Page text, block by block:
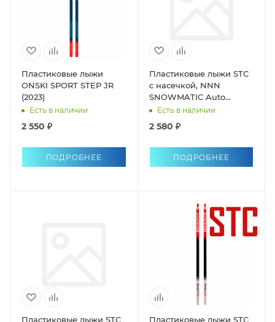
Пластиковые лыжи
ONSKI SPORT STEP JR
(2023)
Есть в наличии
2 550 ₽
ПОДРОБНЕЕ
Пластиковые лыжи STC
с насечкой, NNN
SNOWMATIC Auto
universal р.S
Есть в наличии
2 580 ₽
ПОДРОБНЕЕ
Пластиковые лыжи STC Пластиковые лыжи STC